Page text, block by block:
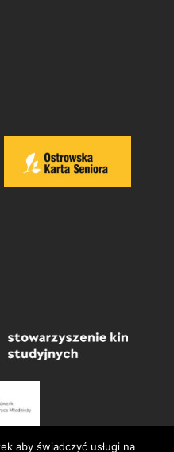
aby świadczyć usługi na